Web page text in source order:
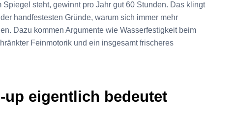
steht, gewinnt pro Jahr gut 60 Stunden. Das klingt
handfestesten Gründe, warum sich immer mehr
Dazu kommen Argumente wie Wasserfestigkeit beim
Feinmotorik und ein insgesamt frischeres
up eigentlich bedeutet